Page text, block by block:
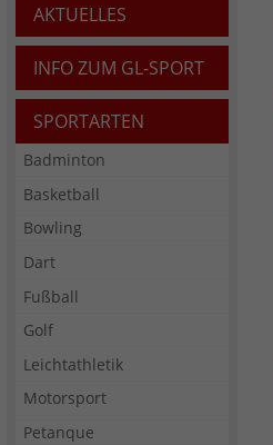
AKTUELLES
INFO ZUM GL-SPORT
SPORTARTEN
Badminton
Basketball
Bowling
Dart
Fußball
Golf
Leichtathletik
Motorsport
Petanque